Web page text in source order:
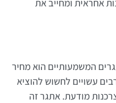
אחראית ומחייב את
המשמעותיים הוא מחיר
עשויים לחשוש להוציא
מודעת. אתגר זה